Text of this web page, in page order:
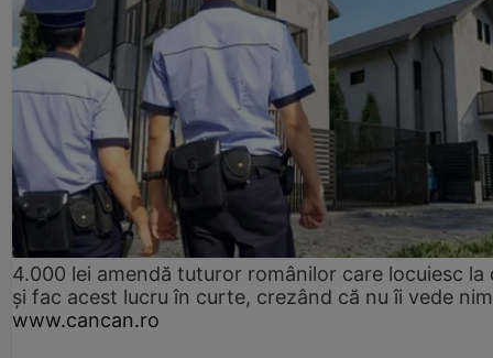
4.000 lei amendă tuturor românilor care locuiesc la
și fac acest lucru în curte, crezând că nu îi vede
www.cancan.ro